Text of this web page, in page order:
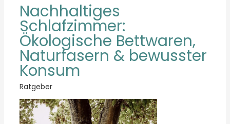
Nachhaltiges
Schlafzimmer:
Ökologische Bettwaren,
Naturfasern & bewusster
Konsum
Ratgeber